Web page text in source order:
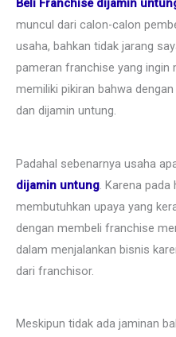
Beli Franchise dijamin
muncul dari calon-calon
usaha, bahkan tidak jarang
pameran franchise yang ingin
memiliki pikiran bahwa
dan dijamin untung.
Padahal sebenarnya usaha
dijamin untung. Karena pada
membutuhkan upaya yang
dengan membeli franchise
dalam menjalankan bisnis
dari franchisor.
Meskipun tidak ada jaminan